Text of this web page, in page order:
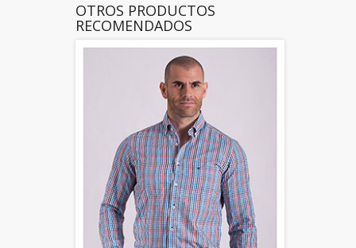
OTROS PRODUCTOS
RECOMENDADOS